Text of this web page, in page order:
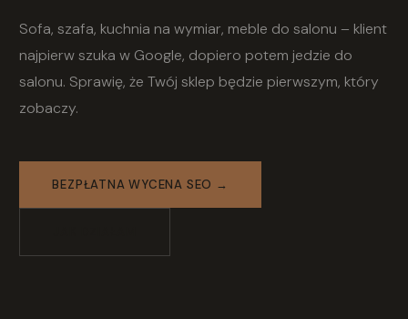
Sofa, szafa, kuchnia na wymiar, meble do salonu – klient
najpierw szuka w Google, dopiero potem jedzie do
salonu. Sprawię, że Twój sklep będzie pierwszym, który
zobaczy.
BEZPŁATNA WYCENA SEO →